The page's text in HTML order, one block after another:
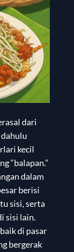
dari
kecil
“balapan.”
dalam
berisi
sisi, serta
sisi lain.
di pasar
bergerak